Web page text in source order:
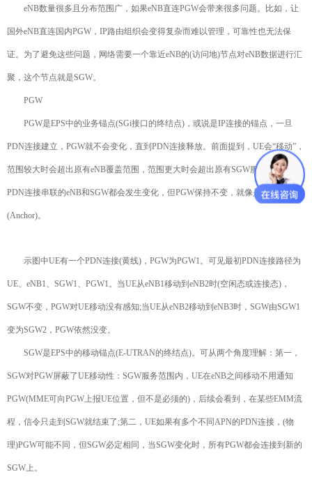
eNB数量很多且分布范围广，如果eNB直连PGW会带来很多问题。比如，让
国外eNB直连国内PGW，IP路由组织会变得复杂而难以管理，可靠性也无法保
证。为了避免这些问题，网络需要一个靠近eNB的(访问地)节点对eNB数据进行汇
聚，这个节点就是SGW。
PGW
PGW是EPS中的业务锚点(SGi接口的终结点)，或说是IP连接的锚点，一旦
PDN连接建立，PGW就不会变化，直到PDN连接释放。前面提到，UE会“移动”，
范围较大时会超出原有eNB覆盖范围，范围更大时会超出原有SGW服务范围，
PDN连接串联的eNB和SGW都会发生变化，但PGW保持不变，就像是一个锚
(Anchor)。
示图中UE有一个PDN连接(黄线)，PGW为PGW1。可见最初PDN连接路径为
UE、eNB1、SGW1、PGW1。当UE从eNB1移动到eNB2时(空闲态或连接态)，
SGW不变，PGW对UE移动没有感知;当UE从eNB2移动到eNB3时，SGW由SGW1
变为SGW2，PGW依然没变。
SGW是EPS中的移动锚点(E-UTRAN的终结点)。可从两个角度理解：第一，
SGW对PGW屏蔽了UE移动性：SGW服务范围内，UE在eNB之间移动不用通知
PGW(MME可向PGW上报UE位置，但不是必须的)，后续会看到，在某些EMM流
程，信令只走到SGW就结束了;第二，UE如果有多个不同APN的PDN连接，(物
理)PGW可能不同，但SGW必定相同，当SGW变化时，所有PGW都会连接到新的
SGW上。